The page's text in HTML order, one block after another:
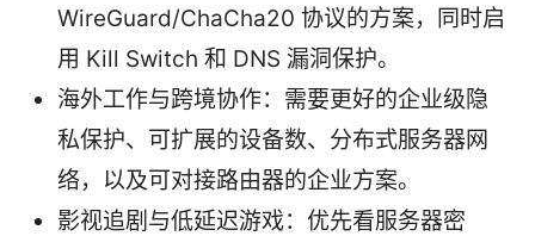
WireGuard/ChaCha20 协议的方案，同时启
用 Kill Switch 和 DNS 漏洞保护。
海外工作与跨境协作：需要更好的企业级隐
私保护、可扩展的设备数、分布式服务器网
络，以及可对接路由器的企业方案。
影视追剧与低延迟游戏：优先看服务器密